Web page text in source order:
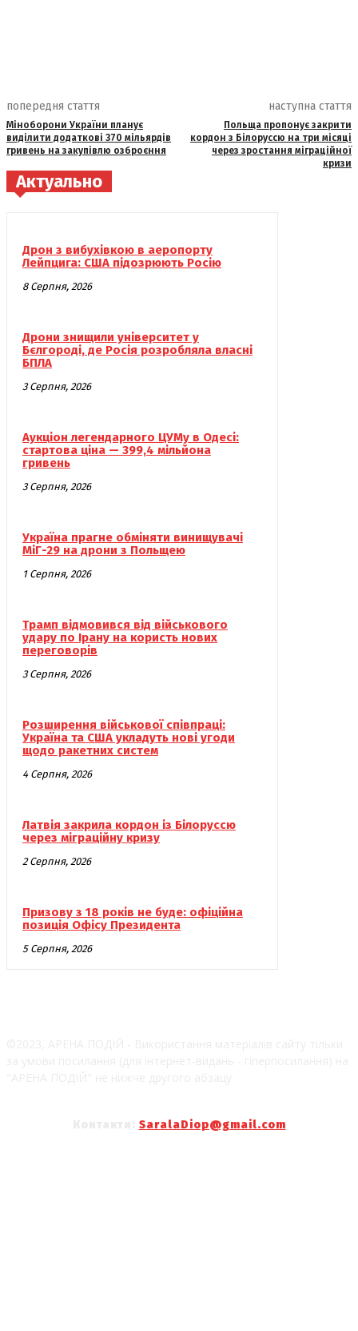
попередня стаття
Міноборони України планує
виділити додаткові 370 мільярдів
гривень на закупівлю озброєння
наступна стаття
Польща пропонує закрити
кордон з Білоруссю на три місяці
через зростання міграційної
кризи
Актуально
Дрон з вибухівкою в аеропорту
Лейпцига: США підозрюють Росію
8 Серпня, 2026
Дрони знищили університет у
Бєлгороді, де Росія розробляла власні
БПЛА
3 Серпня, 2026
Аукціон легендарного ЦУМу в Одесі:
стартова ціна — 399,4 мільйона
гривень
3 Серпня, 2026
Україна прагне обміняти винищувачі
МіГ-29 на дрони з Польщею
1 Серпня, 2026
Трамп відмовився від військового
удару по Ірану на користь нових
переговорів
3 Серпня, 2026
Розширення військової співпраці:
Україна та США укладуть нові угоди
щодо ракетних систем
4 Серпня, 2026
Латвія закрила кордон із Білоруссю
через міграційну кризу
2 Серпня, 2026
Призову з 18 років не буде: офіційна
позиція Офісу Президента
5 Серпня, 2026
SaralaDiop@gmail.com